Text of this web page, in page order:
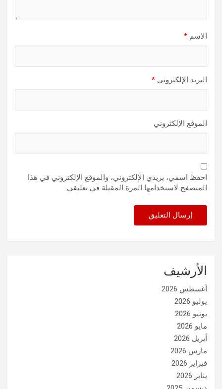
الاسم *
البريد الإلكتروني *
الموقع الإلكتروني
احفظ اسمي، بريدي الإلكتروني، والموقع الإلكتروني في هذا
المتصفح لاستخدامها المرة المقبلة في تعليقي.
الأرشيف
أغسطس 2026
يوليو 2026
يونيو 2026
مايو 2026
أبريل 2026
مارس 2026
فبراير 2026
يناير 2026